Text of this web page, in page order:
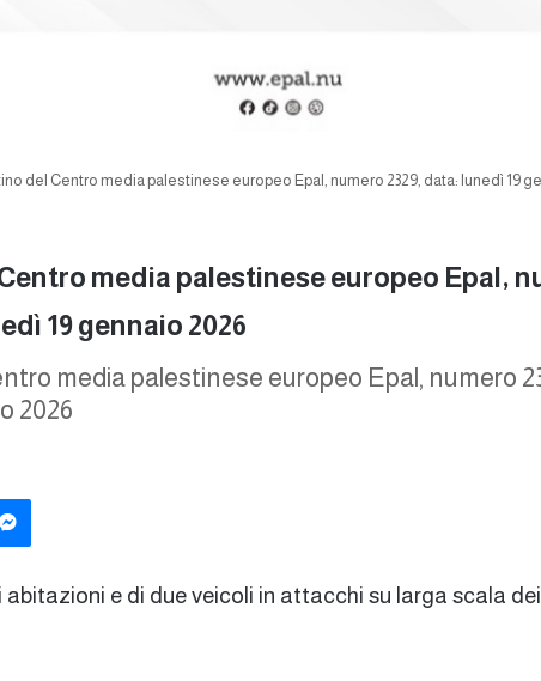
del Centro media palestinese europeo Epal, numero 2329, data: lunedì 19
media palestinese europeo Epal,
19 gennaio 2026
media palestinese europeo Epal, numero
2026
abitazioni e di due veicoli in attacchi su larga scala